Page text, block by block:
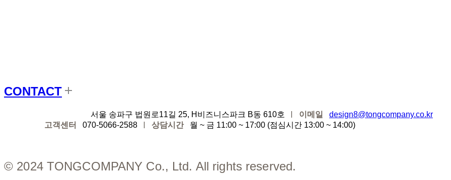
CONTACT
서울 송파구 법원로11길 25, H비즈니스파크 B동 610호 이메일
design8@tongcompany.co.kr
고객센터
070-5066-2588 상담시간 월 ~ 금 11:00 ~ 17:00 (점심시간 13:00 ~ 14:00)
© 2024 TONGCOMPANY Co., Ltd. All rights reserved.